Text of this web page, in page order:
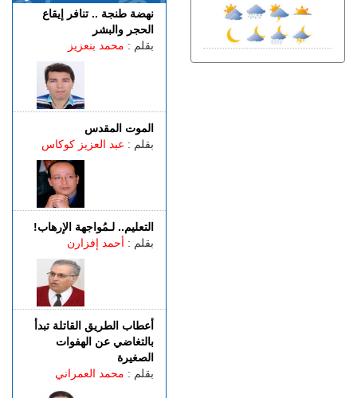
نهضة طنجة .. تنافر إيقاع
الحجر والبشر
بقلم : محمد بنعزيز
الموت المقدس
بقلم : عبد العزيز كوكاس
التعليم.. لـمُواجهة الإرهاب!
بقلم : أحمد إفزارن
أعطاب الطريق القاتلة تبدأ
بالتغاضي عن الهفوات
الصغيرة
بقلم : محمد العمراني
مارسيليا والعودة إلى ريال
السبت 08 غشت | 17:48